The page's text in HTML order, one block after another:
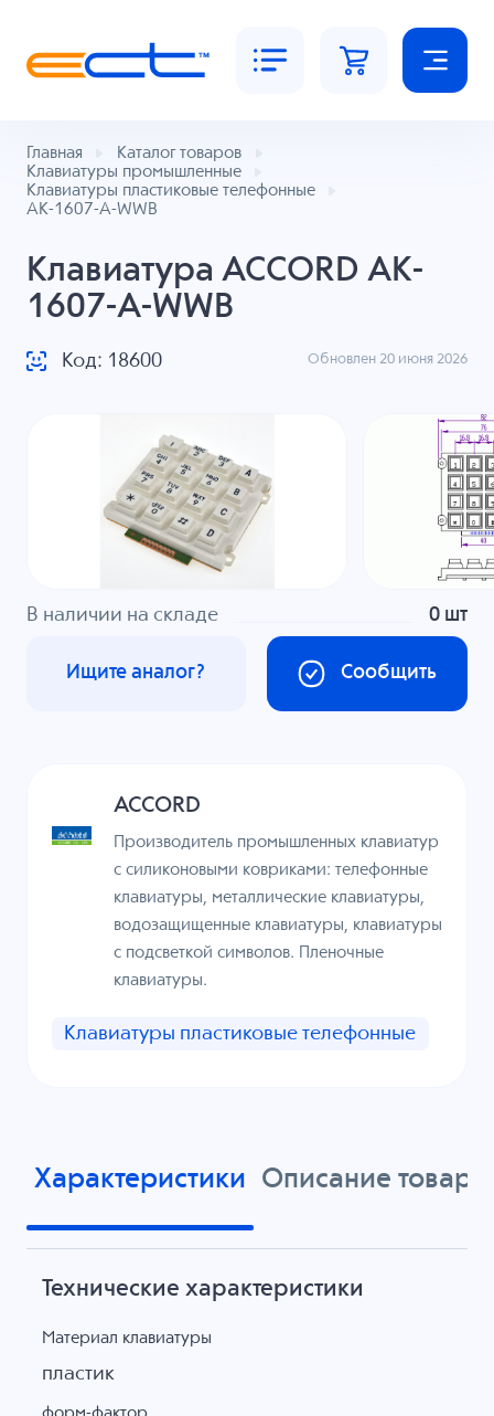
Главная
Каталог товаров
Клавиатуры промышленные
Клавиатуры пластиковые телефонные
AK-1607-A-WWB
Клавиатура ACCORD AK-
1607-A-WWB
Код: 18600 Обновлен 20 июня 2026
В наличии на складе 0 шт
Сообщить
Ищите аналог?
ACCORD
Производитель промышленных клавиатур
с силиконовыми ковриками: телефонные
клавиатуры, металлические клавиатуры,
водозащищенные клавиатуры, клавиатуры
с подсветкой символов. Пленочные
клавиатуры.
Клавиатуры пластиковые телефонные
Характеристики Описание товара
Технические характеристики
Материал клавиатуры
пластик